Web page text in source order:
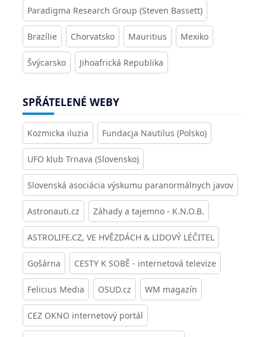
Paradigma Research Group (Steven Bassett)
Brazílie Chorvatsko Mauritius Mexiko
Švýcarsko Jihoafrická Republika
SPŘÁTELENÉ WEBY
Kozmicka iluzia Fundacja Nautilus (Polsko)
UFO klub Trnava (Slovensko)
Slovenská asociácia výskumu paranormálnych javov
Astronauti.cz Záhady a tajemno - K.N.O.B.
ASTROLIFE.CZ, VE HVĚZDÁCH & LIDOVÝ LÉČITEL
Gošárna CESTY K SOBĚ - internetová televize
Felicius Media OSUD.cz WM magazín
CEZ OKNO internetový portál